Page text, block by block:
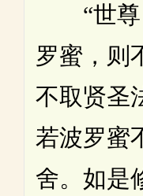
“世尊
罗蜜，则
不取贤圣
若波罗蜜
舍。如是